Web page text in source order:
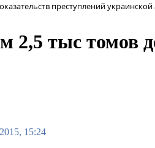
преступлений
2,5 тыс томов
15:24